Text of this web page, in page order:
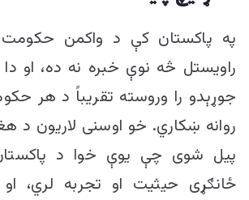
په پاکستان کې د واکمن
راویستل څه نوې خبره نه ده، او
جوړېدو را وروسته تقریباً د هر
روانه ښکاري. خو اوسنی لاریون د
پیل شوی چې یوې خوا د
ځانګړی حیثیت او تجربه لري،